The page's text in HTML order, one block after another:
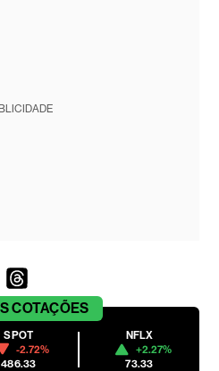
COTAÇÕES
SPOT
-2.72%
486.33
NFLX
+2.27%
73.33